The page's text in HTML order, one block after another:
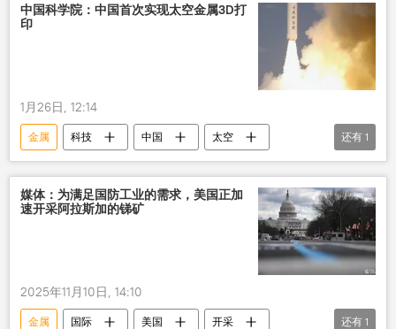
中国科学院：中国首次实现太空金属3D打
印
1月26日, 12:14
金属 科技 中国
太空
3D打印
还有 1
媒体：为满足国防工业的需求，美国正加
速开采阿拉斯加的锑矿
2025年11月10日, 14:10
金属 国际 美国
开采
还有 1